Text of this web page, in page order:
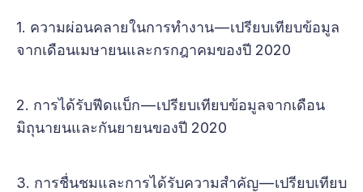
1. ความผ่อนคลายในการทำงาน — เปรียบเทียบข้อมูล
จากเดือนเมษายนและกรกฎาคมของปี 2020
2. การได้รับฟีดแบ็ก — เปรียบเทียบข้อมูลจากเดือน
มิถุนายนและกันยายนของปี 2020
3. การชื่นชมและการได้รับความสำคัญ — เปรียบเทียบ